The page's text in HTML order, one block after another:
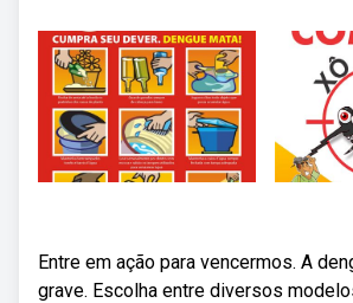
Entre em ação para vencermos. A
grave. Escolha entre diversos